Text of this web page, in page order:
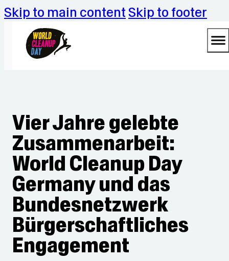
Skip to main content Skip to footer
Vier Jahre gelebte
Zusammenarbeit:
World Cleanup Day
Germany und das
Bundesnetzwerk
Bürgerschaftliches
Engagement